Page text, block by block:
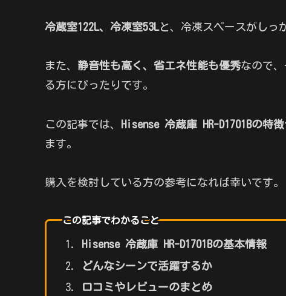
冷蔵室122L、冷凍室53Lと、冷凍スペースがしっ
また、 静音性も高く、省エネ性能も優秀なので
る方にぴったりです。
この記事では、 Hisense 冷蔵庫 HR-D1701Bの特
ます。
購入を検討している方の参考になれば幸いです。
この記事でわかること
Hisense 冷蔵庫 HR-D1701Bの基本情報
どんなシーンで活躍するか
口コミやレビューのまとめ